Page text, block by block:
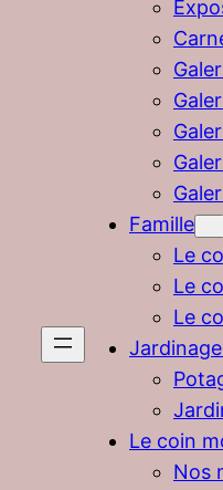
Famille
Le
Le
Le
Le coin
Nos